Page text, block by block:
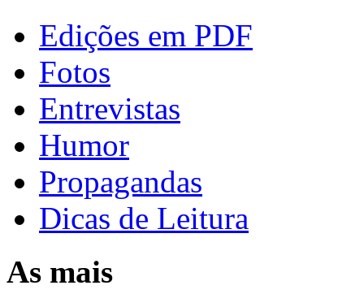
Edições em PDF
Fotos
Entrevistas
Humor
Propagandas
Dicas de Leitura
As mais